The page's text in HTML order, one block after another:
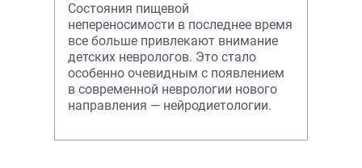
Состояния пищевой
непереносимости в последнее время
все больше привлекают внимание
детских неврологов. Это стало
особенно очевидным с появлением
в современной неврологии нового
направления — нейродиетологии.